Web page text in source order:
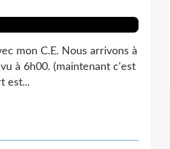
mon C.E. Nous arrivons à
à 6h00. (maintenant c'est
est...